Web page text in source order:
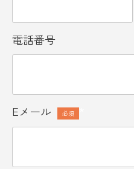
電話番号
Eメール